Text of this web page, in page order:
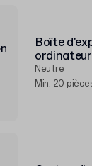
Boîte
Neutre
Min. 20